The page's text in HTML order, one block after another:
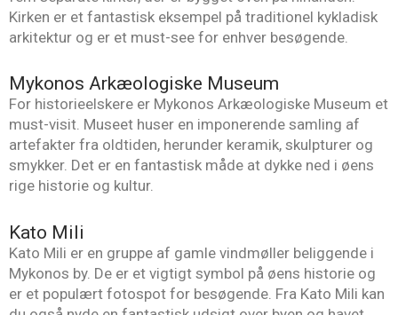
Kirken er et fantastisk eksempel på traditionel kykladisk
arkitektur og er et must-see for enhver besøgende.
Mykonos Arkæologiske Museum
For historieelskere er Mykonos Arkæologiske Museum et
must-visit. Museet huser en imponerende samling af
artefakter fra oldtiden, herunder keramik, skulpturer og
smykker. Det er en fantastisk måde at dykke ned i øens
rige historie og kultur.
Kato Mili
Kato Mili er en gruppe af gamle vindmøller beliggende i
Mykonos by. De er et vigtigt symbol på øens historie og
er et populært fotospot for besøgende. Fra Kato Mili kan